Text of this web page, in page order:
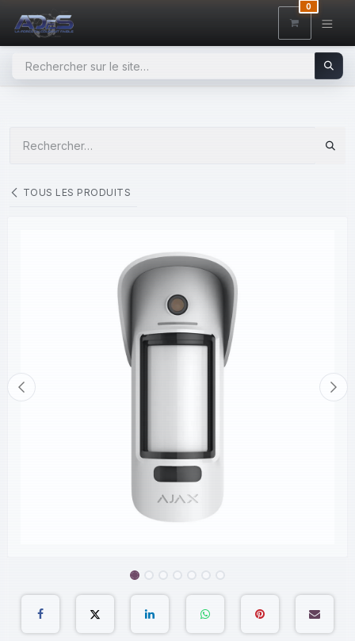
0
TOUS LES PRODUITS